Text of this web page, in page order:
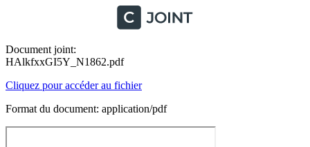
Document joint:
HAlkfxxGI5Y_N1862.pdf
Cliquez pour accéder au fichier
Format du document: application/pdf